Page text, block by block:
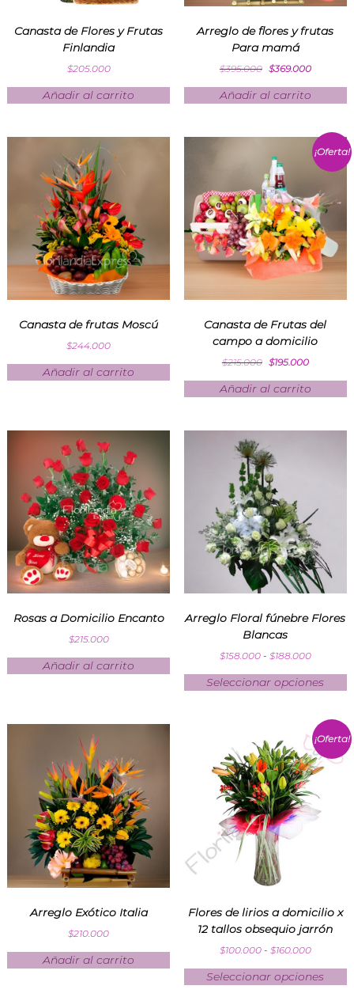
Canasta de Flores y Frutas
Finlandia
$205.000
Añadir al carrito
Arreglo de flores y frutas
Para mamá
$395.000 $369.000
Añadir al carrito
Canasta de frutas Moscú
$244.000
Añadir al carrito
¡Oferta!
Canasta de Frutas del
campo a domicilio
$215.000 $195.000
Añadir al carrito
Rosas a Domicilio Encanto
$215.000
Añadir al carrito
Arreglo Floral fúnebre Flores
Blancas
$158.000 - $188.000
Seleccionar opciones
Arreglo Exótico Italia
$210.000
Añadir al carrito
¡Oferta!
Flores de lirios a domicilio x
12 tallos obsequio jarrón
$100.000 - $160.000
Seleccionar opciones